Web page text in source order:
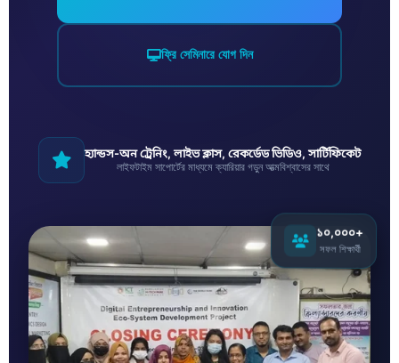
ফ্রি সেমিনারে যোগ দিন
হ্যান্ডস-অন ট্রেনিং, লাইভ ক্লাস, রেকর্ডেড ভিডিও, সার্টিফিকেট
লাইফটাইম সাপোর্টের মাধ্যমে ক্যারিয়ার গড়ুন আত্মবিশ্বাসের সাথে
১০,০০০+
সফল শিক্ষার্থী